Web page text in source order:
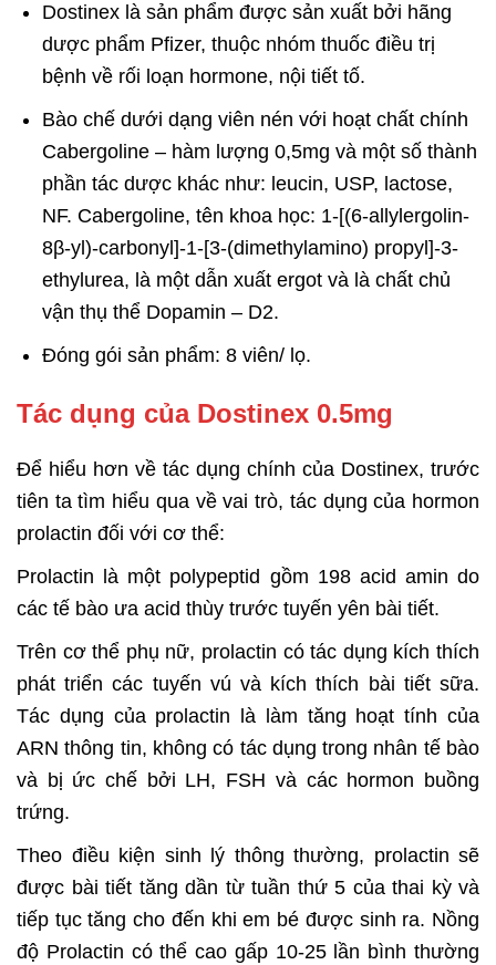
Dostinex là sản phẩm được sản xuất bởi hãng
dược phẩm Pfizer, thuộc nhóm thuốc điều trị
bệnh về rối loạn hormone, nội tiết tố.
Bào chế dưới dạng viên nén với hoạt chất chính
Cabergoline – hàm lượng 0,5mg và một số thành
phần tác dược khác như: leucin, USP, lactose,
NF. Cabergoline, tên khoa học: 1-[(6-allylergolin-
8β-yl)-carbonyl]-1-[3-(dimethylamino) propyl]-3-
ethylurea, là một dẫn xuất ergot và là chất chủ
vận thụ thể Dopamin – D2.
Đóng gói sản phẩm: 8 viên/ lọ.
Tác dụng của Dostinex 0.5mg
Để hiểu hơn về tác dụng chính của Dostinex, trước
tiên ta tìm hiểu qua về vai trò, tác dụng của hormon
prolactin đối với cơ thể:
Prolactin là một polypeptid gồm 198 acid amin do
các tế bào ưa acid thùy trước tuyến yên bài tiết.
Trên cơ thể phụ nữ, prolactin có tác dụng kích thích
phát triển các tuyến vú và kích thích bài tiết sữa.
Tác dụng của prolactin là làm tăng hoạt tính của
ARN thông tin, không có tác dụng trong nhân tế bào
và bị ức chế bởi LH, FSH và các hormon buồng
trứng.
Theo điều kiện sinh lý thông thường, prolactin sẽ
được bài tiết tăng dần từ tuần thứ 5 của thai kỳ và
tiếp tục tăng cho đến khi em bé được sinh ra. Nồng
độ Prolactin có thể cao gấp 10-25 lần bình thường